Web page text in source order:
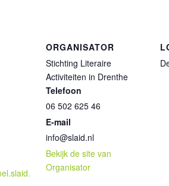
ORGANISATOR
Stichting Literaire
Activiteiten in Drenthe
Telefoon
06 502 625 46
E-mail
info@slaid.nl
Bekijk de site van
Organisator